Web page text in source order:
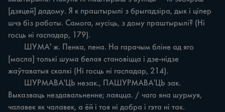
[дзяцей] дадому. Я к праштырылі з брыгадзіра, дык i ціпер
шчэ біз работы. Самога, мусіць, з дому праштырылі? (Hi
госць ні гаспадар, 179).
[масла] толькі шума белая становіцца i дзе-нідзе
жаўтаватыя скалкі (Hi госць ні гаспадар, 214).
Выказваць нездавальненне; лаяцца. / чаго яна шурмуя,
чалавек як чалавек, a ёй i тоя ні добра i гэта ні так.